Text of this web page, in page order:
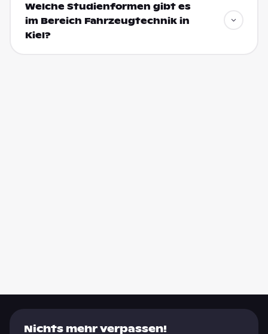
Welche Studienformen gibt es
im Bereich Fahrzeugtechnik in
Kiel?
Nichts mehr verpassen!